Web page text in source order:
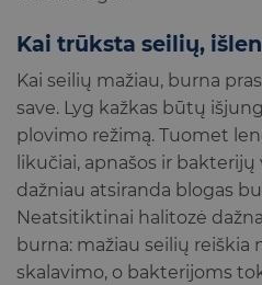
Kai trūksta seilių,
Kai seilių mažiau, burna
save. Lyg kažkas būtų
plovimo režimą. Tuomet
likučiai, apnašos ir
dažniau atsiranda blogas
Neatsitiktinai halitozė
burna: mažiau seilių reiškia
skalavimo, o bakterijoms